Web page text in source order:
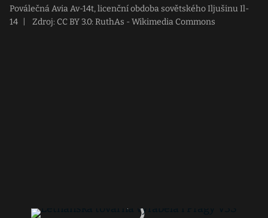
Poválečná Avia Av-14t, licenční obdoba sovětského Iljušinu Il-
14
Zdroj: CC BY 3.0: RuthAs - Wikimedia Commons